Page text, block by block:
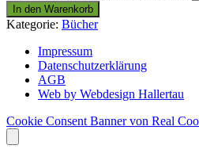
In den Warenkorb
Kategorie: Bücher
Impressum
Datenschutzerklärung
AGB
Web by Webdesign Hallertau
Cookie Consent Banner von Real